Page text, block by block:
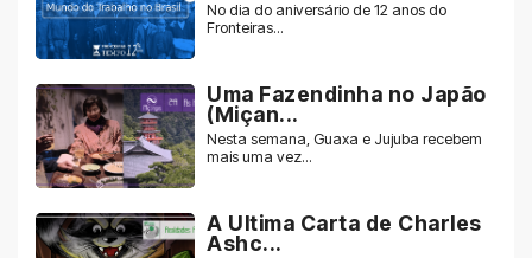
No dia do aniversário de 12 anos do
Fronteiras...
Uma Fazendinha no Japão
(Miçan...
Nesta semana, Guaxa e Jujuba recebem
mais uma vez...
A Ultima Carta de Charles
Ashc...